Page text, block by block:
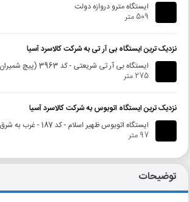
ایستگاه مترو دروازه دولت
509 متر
نزدیک ترین ایستگاه بی آر تی به شرکت کالاسرد آسیا
ایستگاه بی آر تی شریعتی - کد 3963 (پیچ شمیران)
275 متر
نزدیک ترین ایستگاه اتوبوس به شرکت کالاسرد آسیا
ایستگاه اتوبوس ظهیر اسلام - کد 187 - غرب به شرق
97 متر
توضیحات